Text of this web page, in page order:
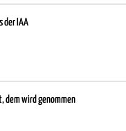
der IAA
dem wird genommen